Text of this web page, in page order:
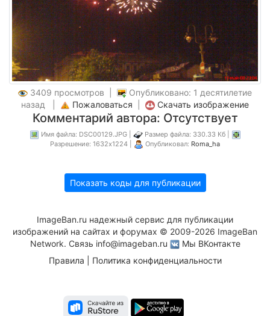
3409 просмотров |
Опубликовано: 1 десятилетие
назад |
Пожаловаться Скачать изображение
Комментарий автора: Отсутствует
Имя файла: DSC00129.JPG |
Размер файла: 330.33 Кб |
Разрешение: 1632x1224 |
Опубликовал: Roma_ha
Показать коды для публикации
ImageBan.ru надежный сервис для публикации
изображений на сайтах и форумах © 2009-2026 ImageBan
Network. Связь info@imageban.ru
Мы ВКонтакте
Правила
Политика конфиденциальности